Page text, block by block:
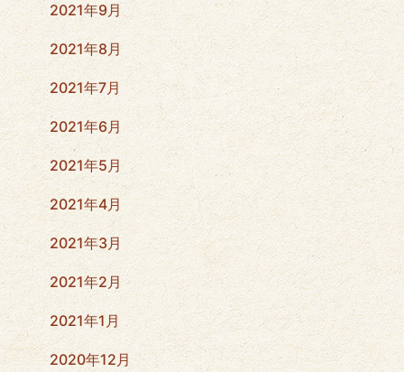
2021年9月
2021年8月
2021年7月
2021年6月
2021年5月
2021年4月
2021年3月
2021年2月
2021年1月
2020年12月